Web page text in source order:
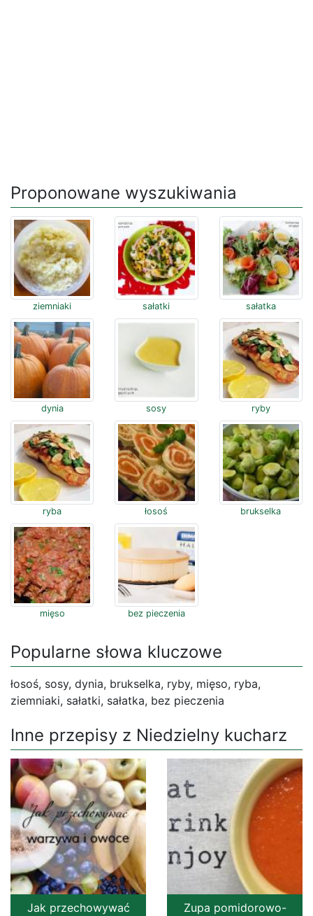
Proponowane wyszukiwania
ziemniaki sałatki sałatka
dynia sosy ryby
ryba łosoś brukselka
mięso bez pieczenia
Popularne słowa kluczowe
łosoś, sosy, dynia, brukselka, ryby, mięso, ryba,
ziemniaki, sałatki, sałatka, bez pieczenia
Inne przepisy z Niedzielny kucharz
Jak przechowywać
Zupa pomidorowo-